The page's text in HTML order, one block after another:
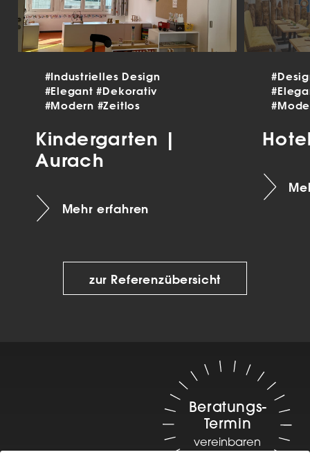
#Industrielles Design
#Elegant#Dekorativ
#Modern #Zeitlos
Kindergarten |
Aurach
Mehr erfahren
zur Referenzübersicht
Beratungs-
Termin
vereinbaren